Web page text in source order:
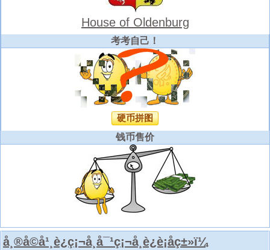
House of Oldenburg
考考自己！
硬币拼图
钱币售价
å¸®å©å¹¸è¿ç¡¬å¸å¯¹ç¡¬å¸è¿è¡åç±»ï¼